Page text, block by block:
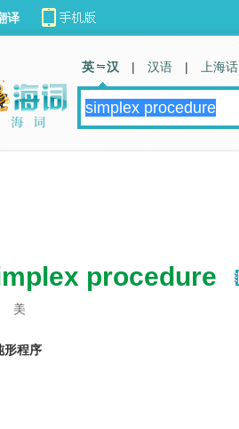
procedure
美
形程序
译
英 汉 | 汉语 | 上海话